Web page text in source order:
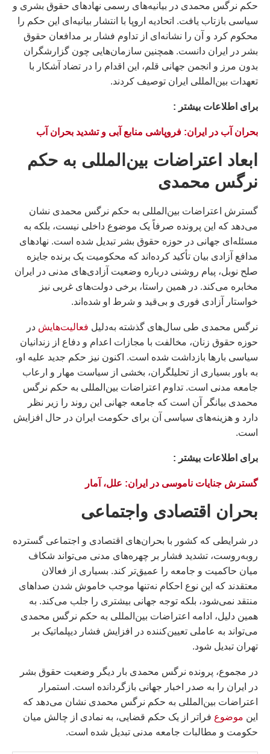
حکم نرگس محمدی در بیانیه‌های رسمی نهادهای حقوق بشری و
سیاسی بازتاب یافت. اتحادیه اروپا با انتشار بیانیه‌ای این حکم را
محکوم کرد و آن را نشانه‌ای از تداوم فشار بر مدافعان حقوق
بشر در ایران دانست. همچنین سازمان‌هایی چون گزارشگران
بدون مرز و انجمن جهانی قلم، این اقدام را در تضاد آشکار با
تعهدات بین‌المللی ایران توصیف کردند.
براى اطلاعات بيشتر :
بحران آب در ایران: فروپاشی منابع آبی و تشدید بحران آب
ابعاد اعتراضات بین‌المللی به حکم
نرگس محمدی
گسترش اعتراضات بین‌المللی به حکم نرگس محمدی نشان
می‌دهد که این پرونده صرفاً یک موضوع داخلی نیست، بلکه به
مسئله‌ای جهانی در حوزه حقوق بشر تبدیل شده است. نهادهای
مدافع آزادی بیان تأکید کرده‌اند که محکومیت یک برنده جایزه
صلح نوبل، پیام روشنی درباره وضعیت آزادی‌های مدنی در ایران
مخابره می‌کند. در همین راستا، برخی دولت‌های غربی نیز
خواستار آزادی فوری و بی‌قید و شرط او شده‌اند.
نرگس محمدی طی سال‌های گذشته به‌دلیل فعالیت‌هایش در
حوزه حقوق زنان، مخالفت با مجازات اعدام و دفاع از زندانیان
سیاسی بارها بازداشت شده است. اکنون نیز حکم جدید علیه او،
به باور بسیاری از تحلیلگران، بخشی از سیاست مهار و ارعاب
جامعه مدنی است. تداوم اعتراضات بین‌المللی به حکم نرگس
محمدی بیانگر آن است که جامعه جهانی این روند را زیر نظر
دارد و هزینه‌های سیاسی آن برای حکومت ایران در حال افزایش
است.
براى اطلاعات بيشتر :
گسترش جنايات ناموسی در ایران: علل، آمار
بحران اقتصادى واجتماعى
در شرایطی که کشور با بحران‌های اقتصادی و اجتماعی گسترده
روبه‌روست، تشدید فشار بر چهره‌های مدنی می‌تواند شکاف
میان حاکمیت و جامعه را عمیق‌تر کند. بسیاری از فعالان
معتقدند که این نوع احکام نه‌تنها موجب خاموش شدن صداهای
منتقد نمی‌شود، بلکه توجه جهانی بیشتری را جلب می‌کند. به
همین دلیل، ادامه اعتراضات بین‌المللی به حکم نرگس محمدی
می‌تواند به عاملی تعیین‌کننده در افزایش فشار دیپلماتیک بر
تهران تبدیل شود.
در مجموع، پرونده نرگس محمدی بار دیگر وضعیت حقوق بشر
در ایران را به صدر اخبار جهانی بازگردانده است. استمرار
اعتراضات بین‌المللی به حکم نرگس محمدی نشان می‌دهد که
این موضوع فراتر از یک حکم قضایی، به نمادی از چالش میان
حکومت و مطالبات جامعه مدنی تبدیل شده است.